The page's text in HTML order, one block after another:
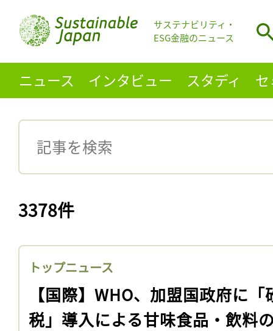
サステナビリティ・
ESG金融のニュース
ニュース インタビュー スタディ
3378件
トップニュース
【国際】WHO、加盟国政府に「
税」導入による甘味食品・飲料